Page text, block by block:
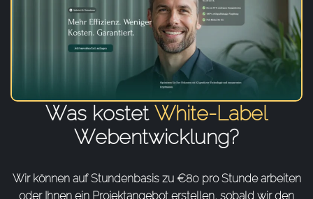
Was kostet White-Label
Webentwicklung?
Wir können auf Stundenbasis zu €80 pro Stunde arbeiten
oder Ihnen ein Projektangebot erstellen, sobald wir den